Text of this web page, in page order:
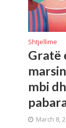
Shtjellime
Gratë
mbi
March 8,